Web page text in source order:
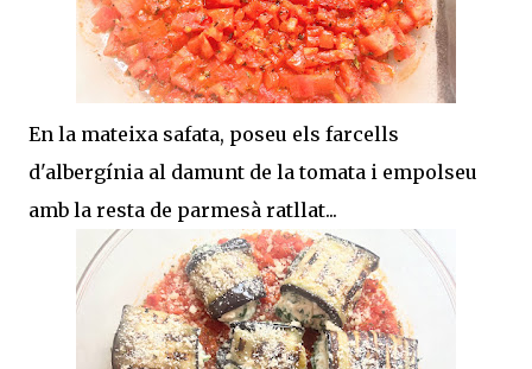
En la mateixa safata, poseu els farcells
d'albergínia al damunt de la tomata i empolseu
amb la resta de parmesà ratllat...